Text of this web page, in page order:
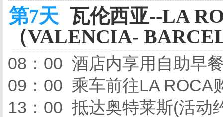
第7天 瓦伦西亚--LA
（VALENCIA-
08：00 酒店内享用自助早
09：00 乘车前往LA ROCA
13：00 抵达奥特莱斯(活动